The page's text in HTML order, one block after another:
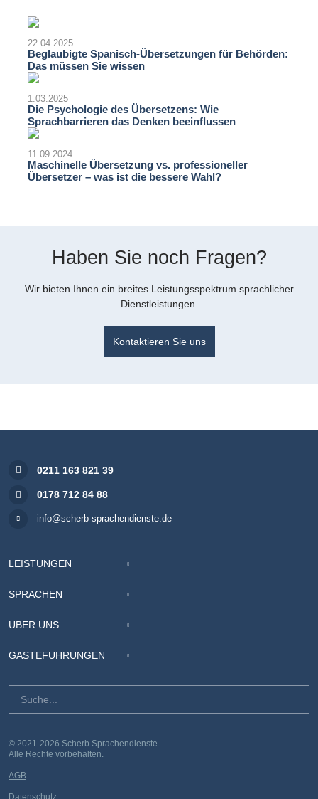
22.04.2025
Beglaubigte Spanisch-Übersetzungen für Behörden:
Das müssen Sie wissen
1.03.2025
Die Psychologie des Übersetzens: Wie
Sprachbarrieren das Denken beeinflussen
11.09.2024
Maschinelle Übersetzung vs. professioneller
Übersetzer – was ist die bessere Wahl?
Haben Sie noch Fragen?
Wir bieten Ihnen ein breites Leistungsspektrum sprachlicher
Dienstleistungen.
Kontaktieren Sie uns
0211 163 821 39
0178 712 84 88
info@scherb-sprachendienste.de
LEISTUNGEN
SPRACHEN
ÜBER UNS
GÄSTEFÜHRUNGEN
© 2021-2026 Scherb Sprachendienste
Alle Rechte vorbehalten.
AGB
Datenschutz